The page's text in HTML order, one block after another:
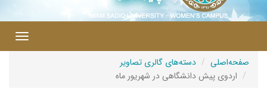
صفحه‌اصلی
دسته‌های گالری تصاویر
اردوی پیش دانشگاهی در شهریور ماه